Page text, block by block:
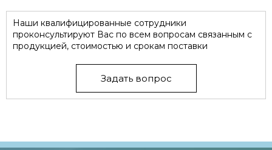
Наши квалифицированные сотрудники
проконсультируют Вас по всем вопросам связанным с
продукцией, стоимостью и срокам поставки
Задать вопрос